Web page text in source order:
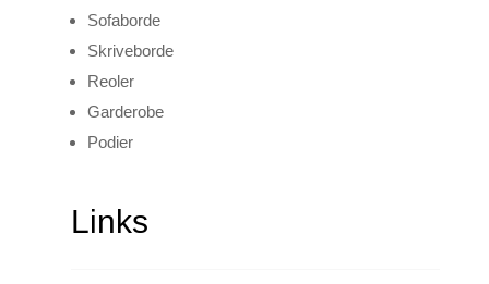
Sofaborde
Skriveborde
Reoler
Garderobe
Podier
Links